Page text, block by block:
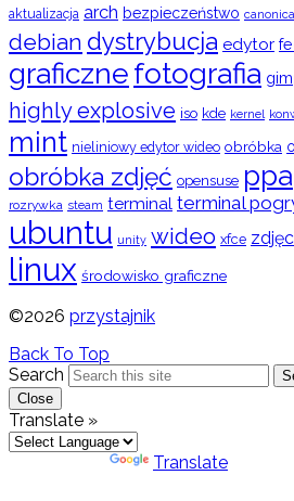
aktualizacja arch bezpieczeństwo
debian dystrybucja edytor
graficznefotografia
highly explosive iso kde kernel
mint nieliniowy edytor wideo obróbka
obróbka zdjęć opensuse ppa
rozrywka steam terminal terminal
ubuntu unity wideo xfce
linux środowisko graficzne
©2026 przystajnik
Back To Top
Search
Close
Translate »
Translate